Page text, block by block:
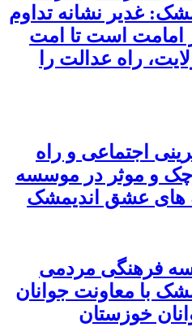
غدیر نشانه تداوم
است تا امت
راه عدالت را
اجتماعی و راه
و موثر در موسسه
های عشق اندیمشک
فرهنگی مردمی
با معاونت جوانان
خوزستان